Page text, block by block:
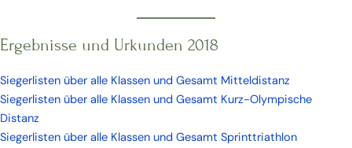
Ergebnisse und Urkunden 2018
Siegerlisten über alle Klassen und Gesamt Mitteldistanz
Siegerlisten über alle Klassen und Gesamt Kurz-Olympische
Distanz
Siegerlisten über alle Klassen und Gesamt Sprinttriathlon